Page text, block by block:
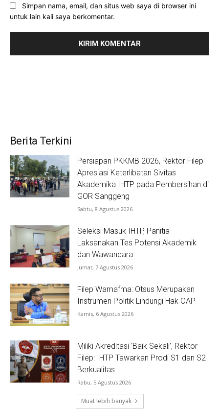
Simpan nama, email, dan situs web saya di browser ini
untuk lain kali saya berkomentar.
Berita Terkini
Persiapan PKKMB 2026, Rektor Filep
Apresiasi Keterlibatan Sivitas
Akademika IHTP pada Pembersihan di
GOR Sanggeng
Sabtu, 8 Agustus 2026
Seleksi Masuk IHTP, Panitia
Laksanakan Tes Potensi Akademik
dan Wawancara
Jumat, 7 Agustus 2026
Filep Wamafma: Otsus Merupakan
Instrumen Politik Lindungi Hak OAP
Kamis, 6 Agustus 2026
Miliki Akreditasi ‘Baik Sekali’, Rektor
Filep: IHTP Tawarkan Prodi S1 dan S2
Berkualitas
Rabu, 5 Agustus 2026
Muat lebih banyak